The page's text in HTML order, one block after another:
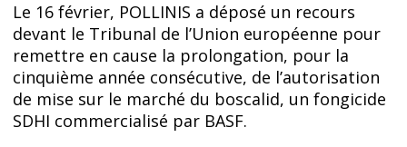
Le 16 février, POLLINIS a déposé un recours
devant le Tribunal de l’Union européenne pour
remettre en cause la prolongation, pour la
cinquième année consécutive, de l’autorisation
de mise sur le marché du boscalid, un fongicide
SDHI commercialisé par BASF.